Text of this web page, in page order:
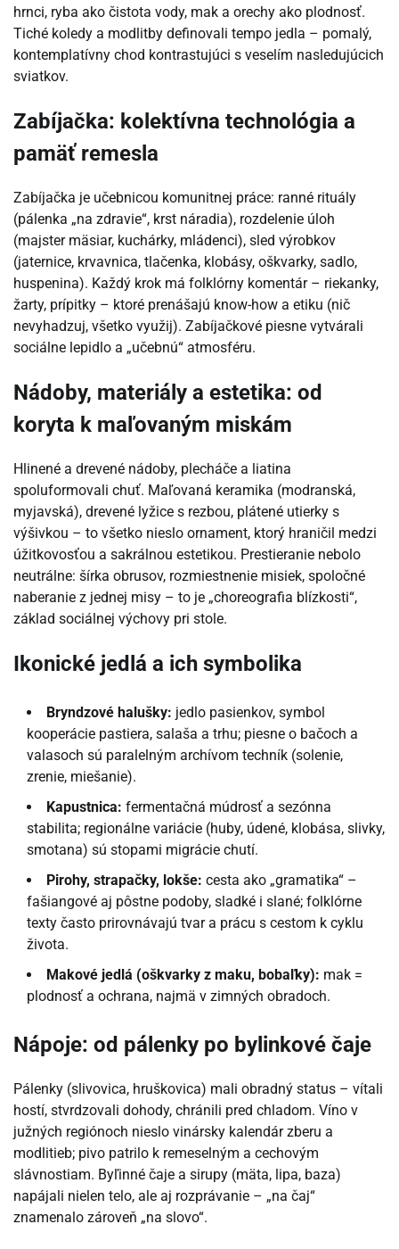
hrnci, ryba ako čistota vody, mak a orechy ako plodnosť.
Tiché koledy a modlitby definovali tempo jedla – pomalý,
kontemplatívny chod kontrastujúci s veselím nasledujúcich
sviatkov.
Zabíjačka: kolektívna technológia a
pamäť remesla
Zabíjačka je učebnicou komunitnej práce: ranné rituály
(pálenka „na zdravie“, krst náradia), rozdelenie úloh
(majster mäsiar, kuchárky, mládenci), sled výrobkov
(jaternice, krvavnica, tlačenka, klobásy, oškvarky, sadlo,
huspenina). Každý krok má folklórny komentár – riekanky,
žarty, prípitky – ktoré prenášajú know-how a etiku (nič
nevyhadzuj, všetko využij). Zabíjačkové piesne vytvárali
sociálne lepidlo a „učebnú“ atmosféru.
Nádoby, materiály a estetika: od
koryta k maľovaným miskám
Hlinené a drevené nádoby, plecháče a liatina
spoluformovali chuť. Maľovaná keramika (modranská,
myjavská), drevené lyžice s rezbou, plátené utierky s
výšivkou – to všetko nieslo ornament, ktorý hraničil medzi
úžitkovosťou a sakrálnou estetikou. Prestieranie nebolo
neutrálne: šírka obrusov, rozmiestnenie misiek, spoločné
naberanie z jednej misy – to je „choreografia blízkosti“,
základ sociálnej výchovy pri stole.
Ikonické jedlá a ich symbolika
Bryndzové halušky: jedlo pasienkov, symbol
kooperácie pastiera, salaša a trhu; piesne o bačoch a
valasoch sú paralelným archívom techník (solenie,
zrenie, miešanie).
Kapustnica: fermentačná múdrosť a sezónna
stabilita; regionálne variácie (huby, údené, klobása, slivky,
smotana) sú stopami migrácie chutí.
Pirohy, strapačky, lokše: cesta ako „gramatika“ –
fašiangové aj pôstne podoby, sladké i slané; folklórne
texty často prirovnávajú tvar a prácu s cestom k cyklu
života.
Makové jedlá (oškvarky z maku, bobaľky): mak =
plodnosť a ochrana, najmä v zimných obradoch.
Nápoje: od pálenky po bylinkové čaje
Pálenky (slivovica, hruškovica) mali obradný status – vítali
hostí, stvrdzovali dohody, chránili pred chladom. Víno v
južných regiónoch nieslo vinársky kalendár zberu a
modlitieb; pivo patrilo k remeselným a cechovým
slávnostiam. Byľinné čaje a sirupy (mäta, lipa, baza)
napájali nielen telo, ale aj rozprávanie – „na čaj“
znamenalo zároveň „na slovo“.